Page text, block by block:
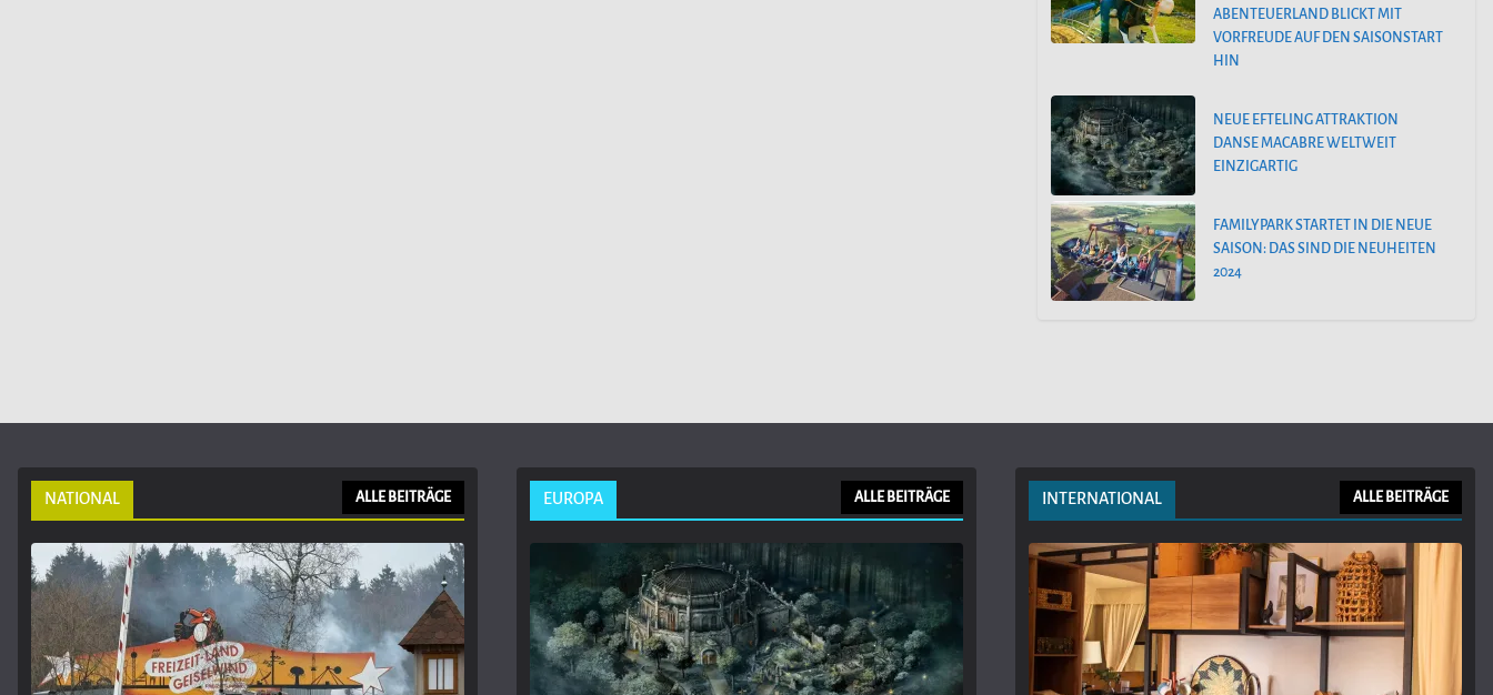
ABENTEUERLAND BLICKT MIT
VORFREUDE AUF DEN SAISONSTART
HIN
NEUE EFTELING ATTRAKTION
DANSE MACABRE WELTWEIT
EINZIGARTIG
FAMILYPARK STARTET IN DIE NEUE
SAISON: DAS SIND DIE NEUHEITEN
2024
NATIONAL ALLE BEITRÄGE EUROPA ALLE BEITRÄGE INTERNATIONAL ALLE BEITRÄGE